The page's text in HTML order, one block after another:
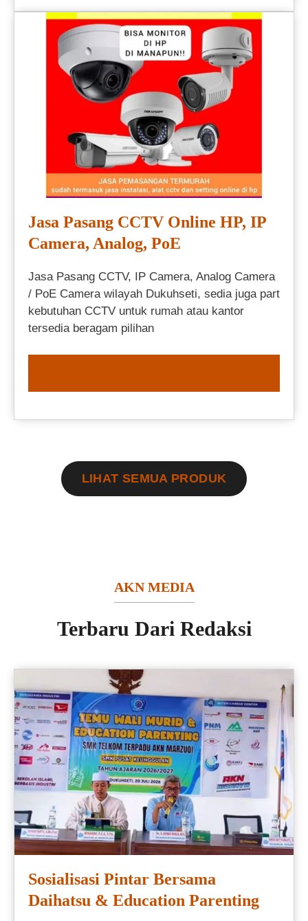
Jasa Pasang CCTV Online HP, IP
Camera, Analog, PoE
Jasa Pasang CCTV, IP Camera, Analog Camera
/ PoE Camera wilayah Dukuhseti, sedia juga part
kebutuhan CCTV untuk rumah atau kantor
tersedia beragam pilihan
LIHAT SEMUA PRODUK
AKN MEDIA
Terbaru Dari Redaksi
Sosialisasi Pintar Bersama
Daihatsu & Education Parenting